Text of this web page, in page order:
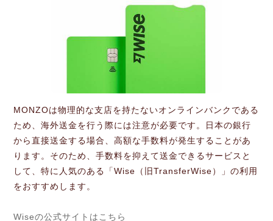
MONZOは物理的な支店を持たないオンラインバンクである
ため、海外送金を行う際には注意が必要です。日本の銀行
から直接送金する場合、高額な手数料が発生することがあ
ります。そのため、手数料を抑えて送金できるサービスと
して、特に人気のある「Wise（旧TransferWise）」の利用
をおすすめします。
Wiseの公式サイトはこちら